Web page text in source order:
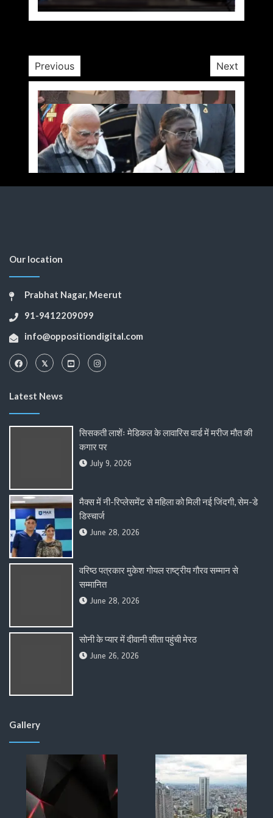
byOpposition Desk
March 16, 2025
1 min
1 yr
Previous Next
Our location
Prabhat Nagar, Meerut
91-9412209099
info@oppositiondigital.com
Latest News
सिसकती लाशेंः मेडिकल के लावारिस वार्ड में मरीज मौत की
कगार पर
July 9, 2026
मैक्स में नी-रिप्लेसमेंट से महिला को मिली नई जिंदगी, सेम-डे
डिस्चार्ज
June 28, 2026
वरिष्ठ पत्रकार मुकेश गोयल राष्ट्रीय गौरव सम्मान से
सम्मानित
June 28, 2026
सोनी के प्यार में दीवानी सीता पहुंची मेरठ
June 26, 2026
Gallery